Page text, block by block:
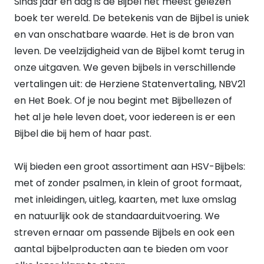
DUIMGREPEN
Duimgrepen (7)
Geen duimgrepen (80)
KOKER
Geen koker (58)
Koker (29)
VERWACHT
Ja (27)
Nee (98)
HEEFT DUMMY VOORRAAD
KLEURSNEDE
Goud met rood (1)
Goud (9)
Print (1)
Zilver (3)
LEEFTIJD
Baby's en peuters (1)
boek ter wereld. De betekenis van de Bijbel is uniek
en van onschatbare waarde. Het is de bron van
leven. De veelzijdigheid van de Bijbel komt terug in
onze uitgaven. We geven bijbels in verschillende
vertalingen uit: de Herziene Statenvertaling, NBV21
en Het Boek. Of je nou begint met Bijbellezen of
het al je hele leven doet, voor iedereen is er een
Bijbel die bij hem of haar past.
Wij bieden een groot assortiment aan HSV-Bijbels:
met of zonder psalmen, in klein of groot formaat,
met inleidingen, uitleg, kaarten, met luxe omslag
en natuurlijk ook de standaarduitvoering. We
streven ernaar om passende Bijbels en ook een
aantal bijbelproducten aan te bieden om voor